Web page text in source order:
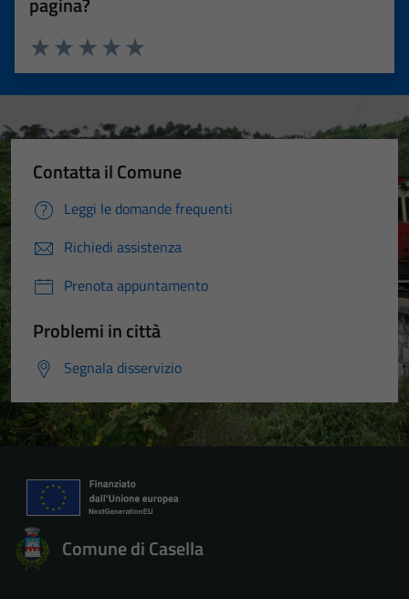
Valuta 5 stelle su 5
Valuta 4 stelle su 5
Valuta 3 stelle su 5
Valuta 2 stelle su 5
Valuta 1 stelle su 5
Contatta il Comune
Leggi le domande frequenti
Richiedi assistenza
Prenota appuntamento
Problemi in città
Segnala disservizio
Comune di Casella